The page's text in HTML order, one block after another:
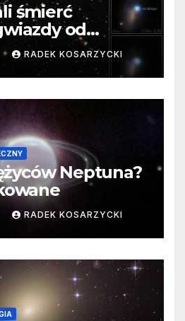
śmierć
od
Niezwykle
RADEK KOSARZYCKI
Neptuna?
RADEK KOSARZYCKI